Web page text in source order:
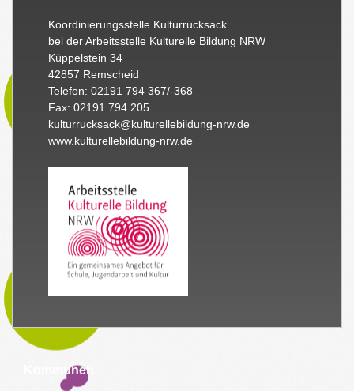
Koordinierungsstelle Kulturrucksack
bei der Arbeitsstelle Kulturelle Bildung NRW
Küppelstein 34
42857 Remscheid
Telefon: 02191 794 367/-368
Fax: 02191 794 205
kulturrucksack@kulturellebildung-nrw.de
www.kulturellebildung-nrw.de
Kommunen